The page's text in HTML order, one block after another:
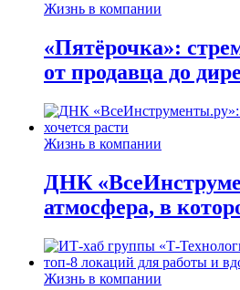
Жизнь в компании
«Пятёрочка»:
от продавца до
Жизнь в компании
ДНК
атмосфера, в
Жизнь в компании